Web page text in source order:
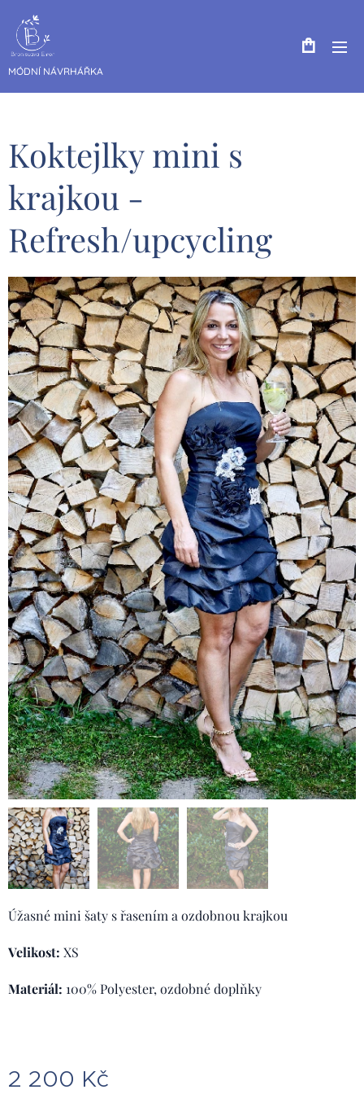
MÓDNÍ NÁVRHÁŘKA
Koktejlky mini s
krajkou -
Refresh/upcycling
Úžasné mini šaty s řasením a ozdobnou krajkou
Velikost: XS
Materiál: 100% Polyester, ozdobné doplňky
2 200 Kč